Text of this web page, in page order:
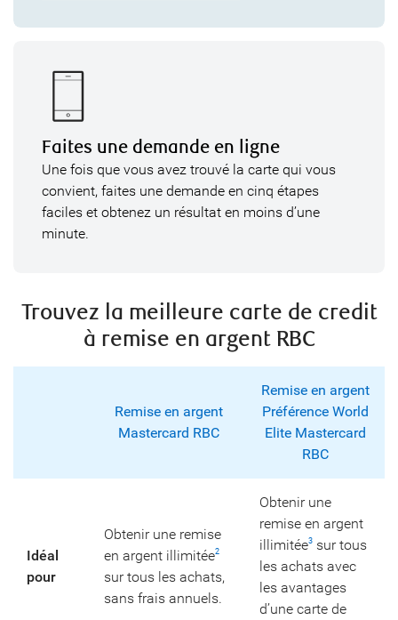
Faites une demande en ligne
Une fois que vous avez trouvé la carte qui vous
convient, faites une demande en cinq étapes
faciles et obtenez un résultat en moins d’une
minute.
Trouvez la meilleure carte de credit
à remise en argent RBC
Remise en argent
Mastercard RBC
Remise en argent
Préférence World
Elite Mastercard
RBC
Idéal
pour
Obtenir une remise
en argent illimitée2
sur tous les achats,
sans frais annuels.
Obtenir une
remise en argent
illimitée3 sur tous
les achats avec
les avantages
d’une carte de